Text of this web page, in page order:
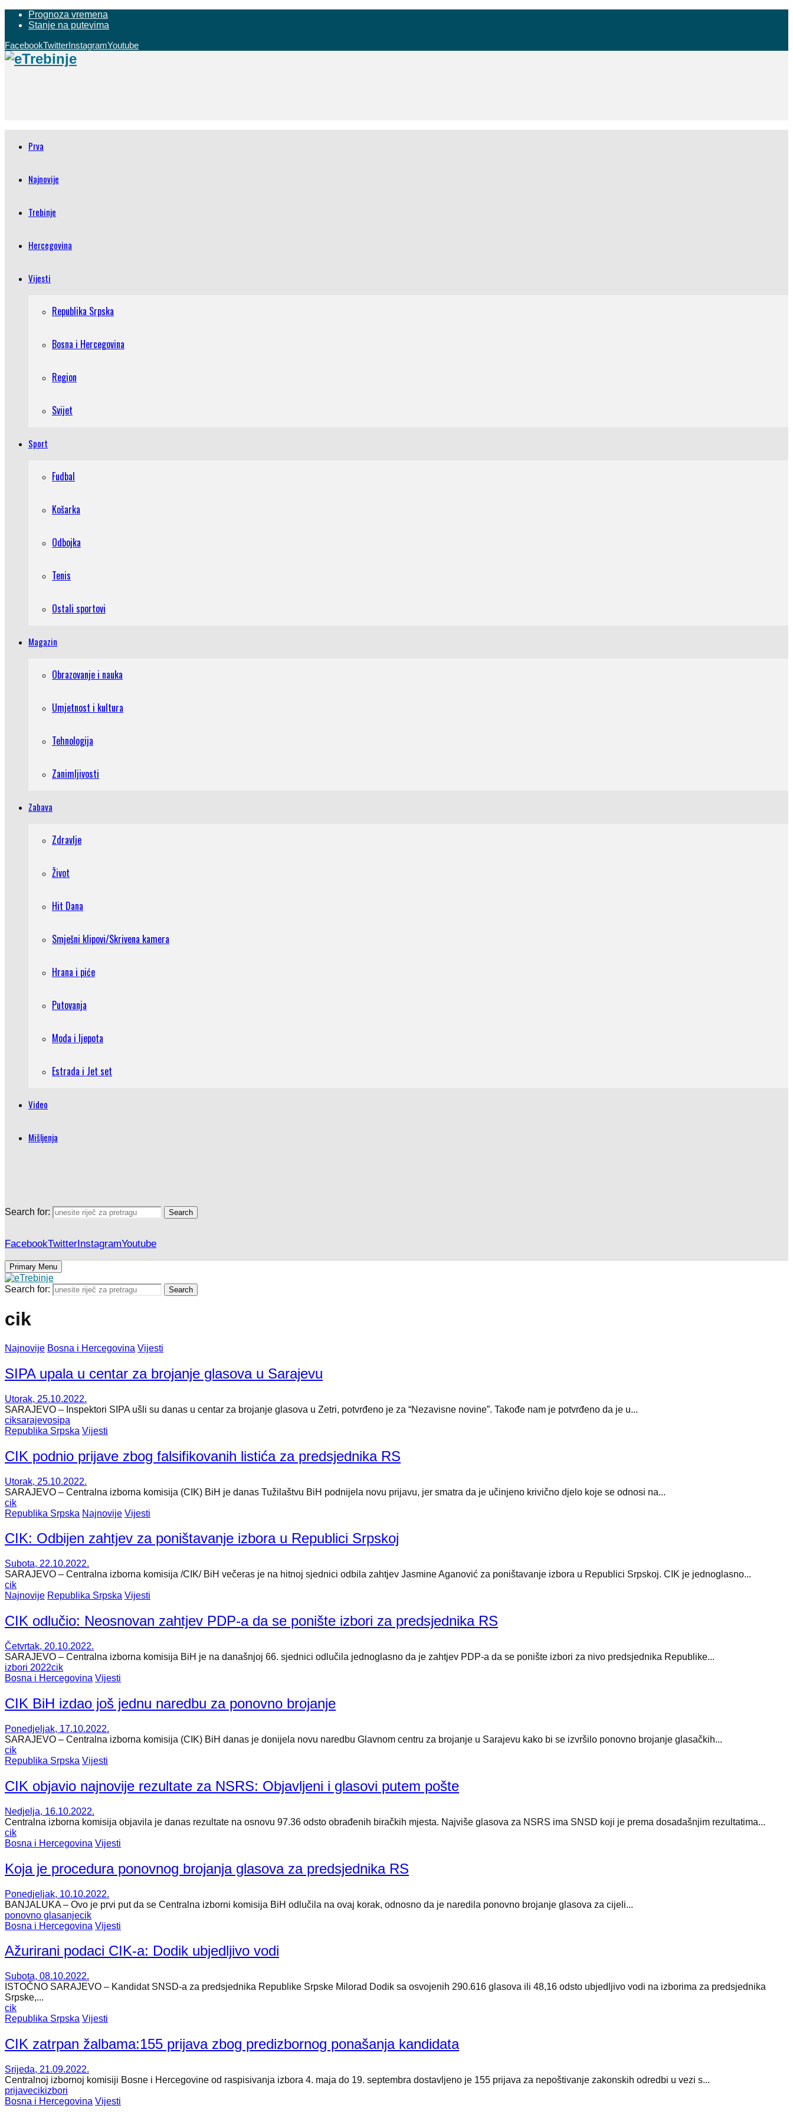
Prognoza vremena
Stanje na putevima
FacebookTwitterInstagramYoutube
Prva
Najnovije
Trebinje
Hercegovina
Vijesti
Republika Srpska
Bosna i Hercegovina
Region
Svijet
Sport
Fudbal
Košarka
Odbojka
Tenis
Ostali sportovi
Magazin
Obrazovanje i nauka
Umjetnost i kultura
Tehnologija
Zanimljivosti
Zabava
Zdravlje
Život
Hit Dana
Smješni klipovi/Skrivena kamera
Hrana i piće
Putovanja
Moda i ljepota
Estrada i Jet set
Video
Mišljenja
Search for: Search
FacebookTwitterInstagramYoutube
Primary Menu
Search for: Search
cik
Najnovije Bosna i Hercegovina Vijesti
SIPA upala u centar za brojanje glasova u Sarajevu
Utorak, 25.10.2022.
SARAJEVO – Inspektori SIPA ušli su danas u centar za brojanje glasova u Zetri, potvrđeno je za “Nezavisne novine”. Takođe nam je potvrđeno da je u...
ciksarajevosipa
Republika Srpska Vijesti
CIK podnio prijave zbog falsifikovanih listića za predsjednika RS
Utorak, 25.10.2022.
SARAJEVO – Centralna izborna komisija (CIK) BiH je danas Tužilaštvu BiH podnijela novu prijavu, jer smatra da je učinjeno krivično djelo koje se odnosi na...
cik
Republika Srpska Najnovije Vijesti
CIK: Odbijen zahtjev za poništavanje izbora u Republici Srpskoj
Subota, 22.10.2022.
SARAJEVO – Centralna izborna komisija /CIK/ BiH večeras je na hitnoj sjednici odbila zahtjev Jasmine Aganović za poništavanje izbora u Republici Srpskoj. CIK je jednoglasno...
cik
Najnovije Republika Srpska Vijesti
CIK odlučio: Neosnovan zahtjev PDP-a da se ponište izbori za predsjednika RS
Četvrtak, 20.10.2022.
SARAJEVO – Centralna izborna komisija BiH je na današnjoj 66. sjednici odlučila jednoglasno da je zahtjev PDP-a da se ponište izbori za nivo predsjednika Republike...
izbori 2022cik
Bosna i Hercegovina Vijesti
CIK BiH izdao još jednu naredbu za ponovno brojanje
Ponedjeljak, 17.10.2022.
​SARAJEVO – Centralna izborna komisija (CIK) BiH danas je donijela novu naredbu Glavnom centru za brojanje u Sarajevu kako bi se izvršilo ponovno brojanje glasačkih...
cik
Republika Srpska Vijesti
CIK objavio najnovije rezultate za NSRS: Objavljeni i glasovi putem pošte
Nedjelja, 16.10.2022.
Centralna izborna komisija objavila je danas rezultate na osnovu 97.36 odsto obrađenih biračkih mjesta. Najviše glasova za NSRS ima SNSD koji je prema dosadašnjim rezultatima...
cik
Bosna i Hercegovina Vijesti
Koja je procedura ponovnog brojanja glasova za predsjednika RS
Ponedjeljak, 10.10.2022.
BANJALUKA – Ovo je prvi put da se Centralna izborni komisija BiH odlučila na ovaj korak, odnosno da je naredila ponovno brojanje glasova za cijeli...
ponovno glasanjecik
Bosna i Hercegovina Vijesti
Ažurirani podaci CIK-a: Dodik ubjedljivo vodi
Subota, 08.10.2022.
​ISTOČNO SARAJEVO – Kandidat SNSD-a za predsjednika Republike Srpske Milorad Dodik sa osvojenih 290.616 glasova ili 48,16 odsto ubjedljivo vodi na izborima za predsjednika
Srpske,...
cik
Republika Srpska Vijesti
CIK zatrpan žalbama:155 prijava zbog predizbornog ponašanja kandidata
Srijeda, 21.09.2022.
Centralnoj izbornoj komisiji Bosne i Hercegovine od raspisivanja izbora 4. maja do 19. septembra dostavljeno je 155 prijava za nepoštivanje zakonskih odredbi u vezi s...
prijavecikizbori
Bosna i Hercegovina Vijesti